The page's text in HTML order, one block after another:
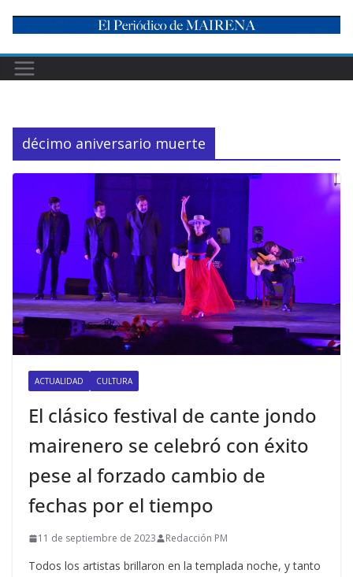
content
décimo aniversario muerte
ACTUALIDAD CULTURA
El clásico festival de cante jondo
mairenero se celebró con éxito
pese al forzado cambio de
fechas por el tiempo
11 de septiembre de 2023 Redacción PM
Todos los artistas brillaron en la templada noche, y tanto